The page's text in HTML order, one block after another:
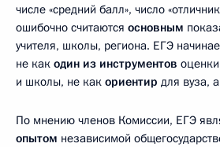
числе «средний балл», число
ошибочно считаются основным
учителя, школы, региона. ЕГЭ
не как один из инструментов оценки
и школы, не как ориентир для вуза,
По мнению членов Комиссии, ЕГЭ
опытом независимой